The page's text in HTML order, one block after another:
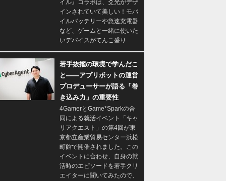
イル』コラボは、爻光がデザ
インされていて美しい！モバ
イルバッテリーや急速充電器
など、ゲームと一緒に使いた
いデバイスがてんこ盛り
若手抜擢の環境で学んだこ
と――アプリボットの運営
プロデューサーが語る「巻
き込み力」の重要性
4GamerとGame*Sparkの合
同による就活イベント「キャ
リアクエスト」の第4回が東
京都立産業貿易センター浜松
町館で開催されました。この
イベントに合わせ、自身の就
活時のエピソードを若手クリ
エイターに聞いてみたので、